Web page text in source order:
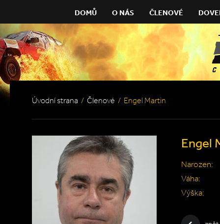
DOMŮ O NÁS ČLENOVÉ
Úvodní strana / Členové / Engel Martin
Engel
Narozen:
Váha:
Výška: